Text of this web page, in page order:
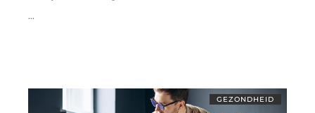
...
GEZONDHEID